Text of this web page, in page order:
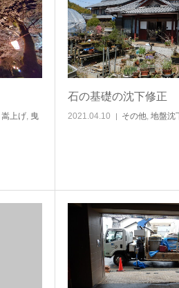
嵩上げ, 曳
石の基礎の沈下修正
2021.04.10 その他, 地盤沈